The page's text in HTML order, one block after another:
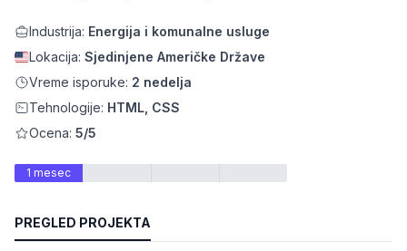
Industrija: Energija i komunalne usluge
Lokacija: Sjedinjene Američke Države
Vreme isporuke: 2 nedelja
Tehnologije: HTML, CSS
Ocena: 5/5
1 mesec
PREGLED PROJEKTA